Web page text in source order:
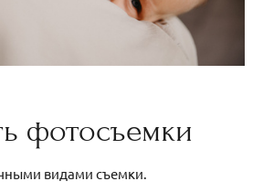
фотосъемки
видами съемки.